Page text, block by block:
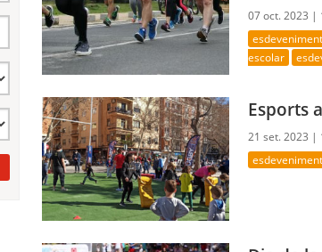
07 oct. 2023 |
escolar
Esports
21 set. 2023 |